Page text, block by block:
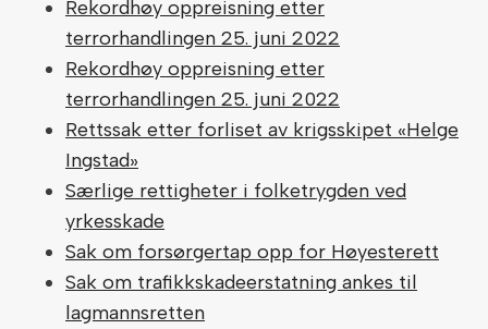
Rekordhøy oppreisning etter
terrorhandlingen 25. juni 2022
Rekordhøy oppreisning etter
terrorhandlingen 25. juni 2022
Rettssak etter forliset av krigsskipet «Helge
Ingstad»
Særlige rettigheter i folketrygden ved
yrkesskade
Sak om forsørgertap opp for Høyesterett
Sak om trafikkskadeerstatning ankes til
lagmannsretten